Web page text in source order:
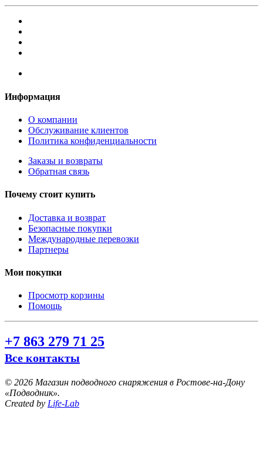
Информация
О компании
Обслуживание клиентов
Политика конфиденциальности
Заказы и возвраты
Обратная связь
Почему стоит купить
Доставка и возврат
Безопасные покупки
Международные перевозки
Партнеры
Мои покупки
Просмотр корзины
Помощь
+7 863 279 71 25
Все контакты
© 2026 Магазин подводного снаряжения в Ростове-на-Дону
«Подводник».
Created by Life-Lab